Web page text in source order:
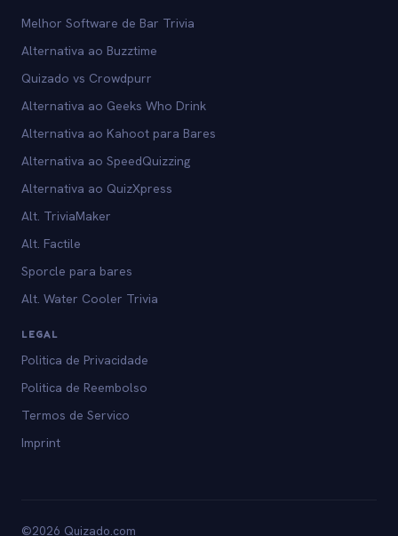
Melhor Software de Bar Trivia
Alternativa ao Buzztime
Quizado vs Crowdpurr
Alternativa ao Geeks Who Drink
Alternativa ao Kahoot para Bares
Alternativa ao SpeedQuizzing
Alternativa ao QuizXpress
Alt. TriviaMaker
Alt. Factile
Sporcle para bares
Alt. Water Cooler Trivia
LEGAL
Politica de Privacidade
Politica de Reembolso
Termos de Servico
Imprint
©2026 Quizado.com